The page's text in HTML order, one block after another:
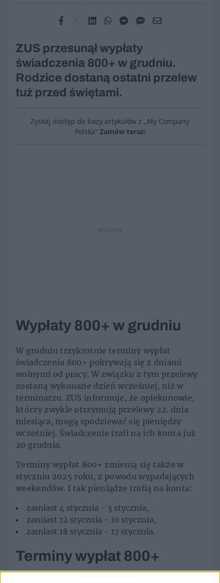
ZUS przesunął wypłaty
świadczenia 800+ w grudniu.
Rodzice dostaną ostatni przelew
tuż przed świętami.
Zyskaj dostęp do bazy artykułów z „My Company
Polska” Zamów teraz!
REKLAMA
Wypłaty 800+ w grudniu
W grudniu trzykrotnie terminy wypłat
świadczenia 800+ pokrywają się z dniami
wolnymi od pracy. W związku z tym przelewy
zostaną wykonane dzień wcześniej, niż w
terminarzu. ZUS informuje, że opiekunowie,
którzy zwykle otrzymują przelewy 22. dnia
miesiąca, mogą spodziewać się pieniędzy
wcześniej. Świadczenie trafi na ich konta już
20 grudnia.
Terminy wypłat 800+ zmienią się także w
styczniu 2025 roku, z powodu wypadających
weekendów. I tak pieniądze trafią na konta:
zamiast 4 stycznia - 3 stycznia,
zamiast 12 stycznia - 10 stycznia,
zamiast 18 stycznia - 17 stycznia.
Terminy wypłat 800+